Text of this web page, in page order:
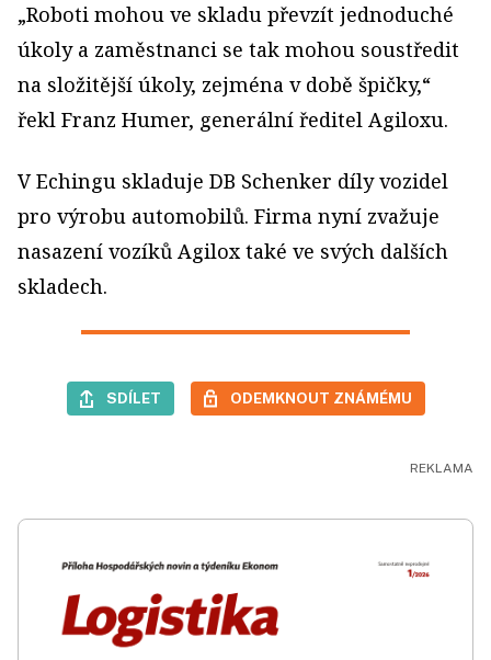
„Roboti mohou ve skladu převzít jednoduché
úkoly a zaměstnanci se tak mohou soustředit
na složitější úkoly, zejména v době špičky,“
řekl Franz Humer, generální ředitel Agiloxu.
V Echingu skladuje DB Schenker díly vozidel
pro výrobu automobilů. Firma nyní zvažuje
nasazení vozíků Agilox také ve svých dalších
skladech.
SDÍLET ODEMKNOUT ZNÁMÉMU